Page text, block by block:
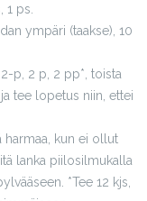
1 ps.
ympäri (taakse), 10
p, 2 p, 2 pp*, toista
tee lopetus niin, ettei
harmaa, kun ei ollut
lanka piilosilmukalla
*Tee 12 kjs,